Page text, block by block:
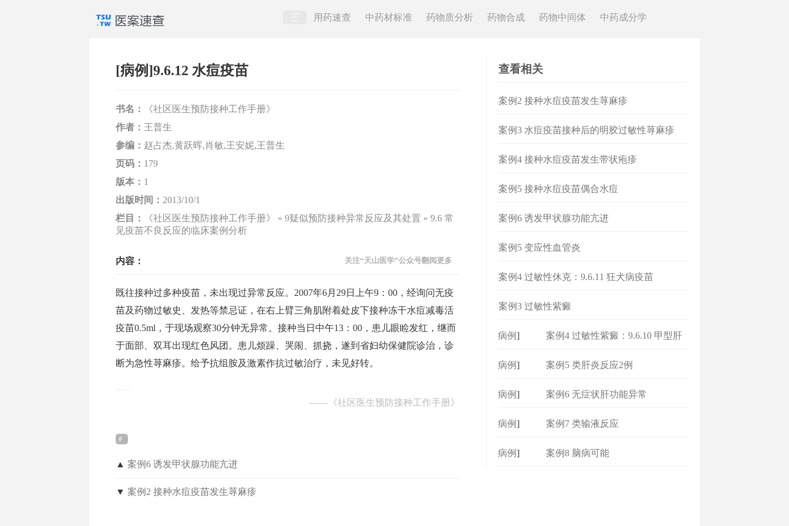
用药速查 中药材标准 药物质分析 药物合成 药物中间体 中药成分学
[病例]9.6.12 水痘疫苗
书名：
《社区医生预防接种工作手册》
作者： 王普生
参编： 赵占杰,黄跃晖,肖敏,王安妮,王普生
页码： 179
版本： 1
出版时间： 2013/10/1
栏目：
《社区医生预防接种工作手册》 » 9疑似预防接种异常反应及其处置 » 9.6 常
见疫苗不良反应的临床案例分析
内容： 关注“天山医学”公众号翻阅更多
既往接种过多种疫苗，未出现过异常反应。2007年6月29日上午9：00，经询问无疫
苗及药物过敏史、发热等禁忌证，在右上臂三角肌附着处皮下接种冻干水痘减毒活
疫苗0.5ml，于现场观察30分钟无异常。接种当日中午13：00，患儿眼睑发红，继而
于面部、双耳出现红色风团。患儿烦躁、哭闹、抓挠，遂到省妇幼保健院诊治，诊
断为急性荨麻疹。给予抗组胺及激素作抗过敏治疗，未见好转。
—— 《社区医生预防接种工作手册》
▲ 案例6 诱发甲状腺功能亢进
▼ 案例2 接种水痘疫苗发生荨麻疹
查看相关
案例2 接种水痘疫苗发生荨麻疹
案例3 水痘疫苗接种后的明胶过敏性荨麻疹
案例4 接种水痘疫苗发生带状疱疹
案例5 接种水痘疫苗偶合水痘
案例6 诱发甲状腺功能亢进
案例5 变应性血管炎
案例4 过敏性休克：9.6.11 狂犬病疫苗
案例3 过敏性紫癜
病例]
案例4 过敏性紫癜：9.6.10 甲型肝
病例] 案例5 类肝炎反应2例
病例] 案例6 无症状肝功能异常
病例] 案例7 类输液反应
病例] 案例8 脑病可能